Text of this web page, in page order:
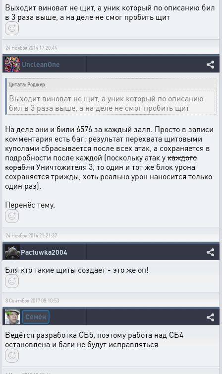
Выходит виноват не щит, а уник который по описанию бил
в 3 раза выше, а на деле не смог пробить щит
24 Ноября 2014 17:20:44
UncleanOne
Цитата: Роджер
Выходит виноват не щит, а уник который по описанию
бил в 3 раза выше, а на деле не смог пробить щит
На деле они и били 6576 за каждый залп. Просто в записи
комментария есть баг: результат перехвата щитовыми
куполами сбрасывается после всех атак, а сохраняется в
подробности после каждой (поскольку атак укаждого
корабляУничтожителя 3, то один и тот же блок урона
сохраняется трижды, хоть реально урон наносится только
один раз).
Перенёс тему.
24 Ноября 2014 21:21:37
Pactuwka2004
Бля кто такие щиты создает - это же оп!
8 Сентября 2017 08:10:53
Семен
Ведётся разработка СБ5, поэтому работа над СБ4
остановлена и баги не будут исправляться